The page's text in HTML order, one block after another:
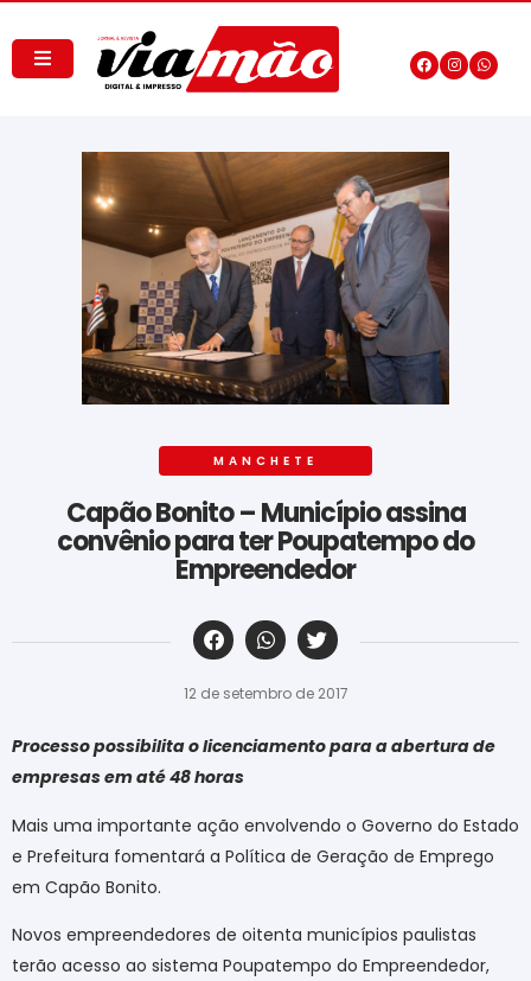
MANCHETE
Capão Bonito – Município assina
convênio para ter Poupatempo do
Empreendedor
‎ ‎ ‎ ‎ ‎ ‎ ‎ ‎ ‎ ‎ ‎ ‎ ‎ ‎ ‎ ‎ ‎ ‎ ‎ ‎ ‎ ‎ ‎ ‎ ‎ ‎ ‎ ‎ ‎ ‎ ‎
12 de setembro de 2017
Processo possibilita o licenciamento para a abertura de
empresas em até 48 horas
Mais uma importante ação envolvendo o Governo do Estado
e Prefeitura fomentará a Política de Geração de Emprego
em Capão Bonito.
Novos empreendedores de oitenta municípios paulistas
terão acesso ao sistema Poupatempo do Empreendedor,